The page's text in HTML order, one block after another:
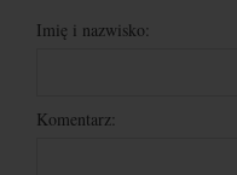
Imię i nazwisko:
Komentarz: